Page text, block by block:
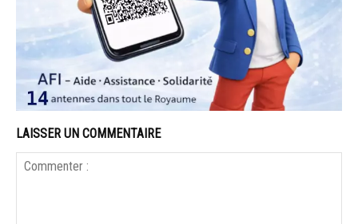
LAISSER UN COMMENTAIRE